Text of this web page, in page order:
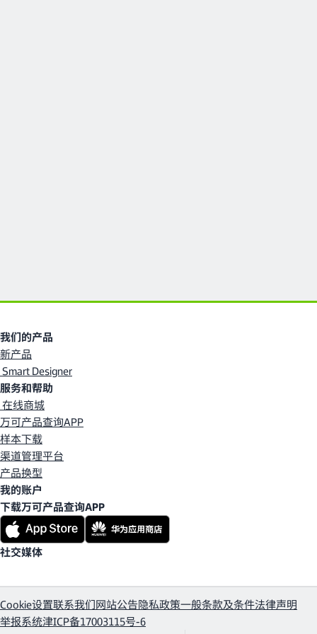
我们的产品
新产品
Smart Designer
服务和帮助
在线商城
万可产品查询APP
样本下载
渠道管理平台
产品换型
我的账户
下载万可产品查询APP
社交媒体
Cookie设置联系我们网站公告隐私政策一般条款及条件法律声明
举报系统津ICP备17003115号-6